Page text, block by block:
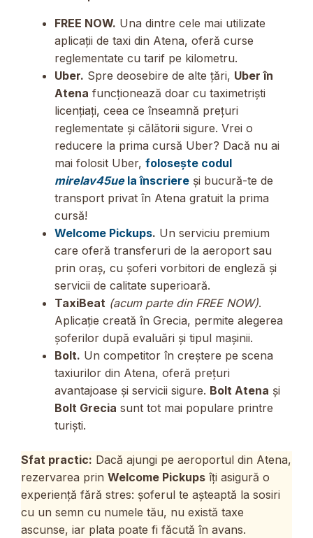
FREE NOW. Una dintre cele mai utilizate
aplicații de taxi din Atena, oferă curse
reglementate cu tarif pe kilometru.
Uber. Spre deosebire de alte țări, Uber în
Atena funcționează doar cu taximetriști
licențiați, ceea ce înseamnă prețuri
reglementate și călătorii sigure. Vrei o
reducere la prima cursă Uber? Dacă nu ai
mai folosit Uber, folosește codul
mirelav45uela înscriere și bucură-te de
transport privat în Atena gratuit la prima
cursă!
Welcome Pickups. Un serviciu premium
care oferă transferuri de la aeroport sau
prin oraș, cu șoferi vorbitori de engleză și
servicii de calitate superioară.
TaxiBeat (acum parte din FREE NOW).
Aplicație creată în Grecia, permite alegerea
șoferilor după evaluări și tipul mașinii.
Bolt. Un competitor în creștere pe scena
taxiurilor din Atena, oferă prețuri
avantajoase și servicii sigure. Bolt Atena și
Bolt Grecia sunt tot mai populare printre
turiști.
Sfat practic: Dacă ajungi pe aeroportul din Atena,
rezervarea prin Welcome Pickups îți asigură o
experiență fără stres: șoferul te așteaptă la sosiri
cu un semn cu numele tău, nu există taxe
ascunse, iar plata poate fi făcută în avans.